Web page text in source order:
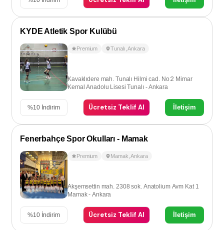
KYDE Atletik Spor Kulübü
Premium Tunalı ,Ankara
Kavaklıdere mah. Tunalı Hilmi cad. No:2 Mimar
Kemal Anadolu Lisesi Tunalı - Ankara
%10 İndirim Ücretsiz Teklif Al İletişim
Fenerbahçe Spor Okulları - Mamak
Premium Mamak ,Ankara
Akşemsettin mah. 2308 sok. Anatolium Avm Kat 1
Mamak - Ankara
%10 İndirim Ücretsiz Teklif Al İletişim